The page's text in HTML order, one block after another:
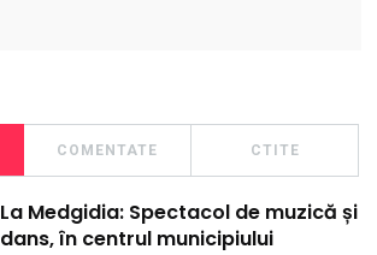
COMENTATE CTITE
La Medgidia: Spectacol de muzică și
dans, în centrul municipiului